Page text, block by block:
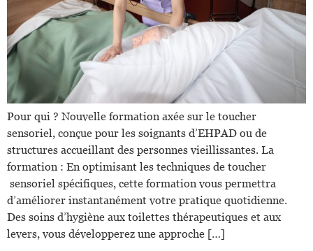
Pour qui ? Nouvelle formation axée sur le toucher
sensoriel, conçue pour les soignants d’EHPAD ou de
structures accueillant des personnes vieillissantes. La
formation : En optimisant les techniques de toucher
sensoriel spécifiques, cette formation vous permettra
d’améliorer instantanément votre pratique quotidienne.
Des soins d’hygiène aux toilettes thérapeutiques et aux
levers, vous développerez une approche […]